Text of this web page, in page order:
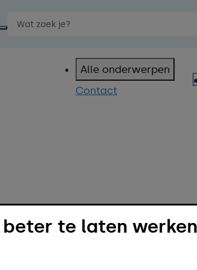
Alle onderwerpen
Contact
te laten werken